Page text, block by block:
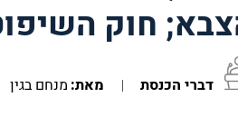
חוק השיפוט
דברי הכנסת מאת: מנחם בגין